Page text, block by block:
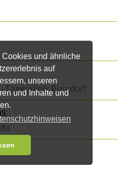
und ähnliche
auf
unseren
und Inhalte und
Tagesklinik Burgdorf